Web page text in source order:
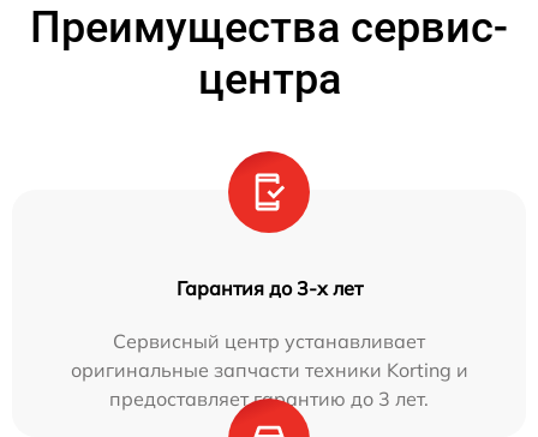
Преимущества сервис-
центра
Гарантия до 3-х лет
Сервисный центр устанавливает
оригинальные запчасти техники Korting и
предоставляет гарантию до 3 лет.